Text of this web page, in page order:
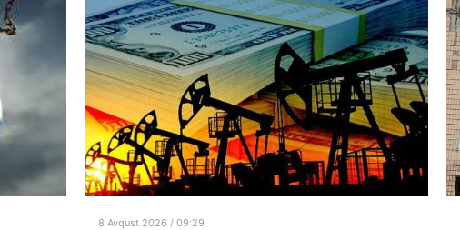
8 Avqust 2026 / 09:29